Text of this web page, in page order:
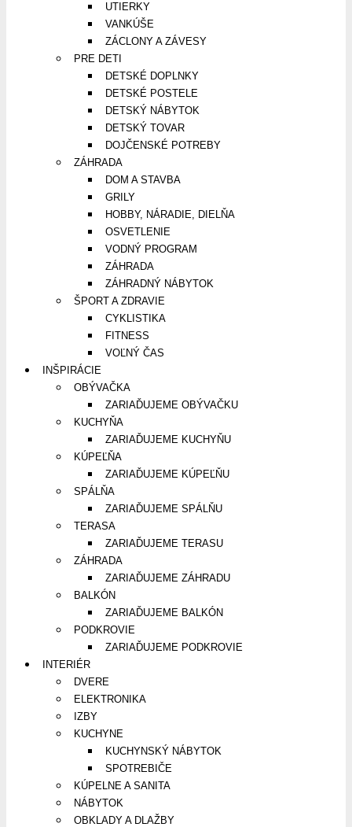
UTIERKY
VANKÚŠE
ZÁCLONY A ZÁVESY
PRE DETI
DETSKÉ DOPLNKY
DETSKÉ POSTELE
DETSKÝ NÁBYTOK
DETSKÝ TOVAR
DOJČENSKÉ POTREBY
ZÁHRADA
DOM A STAVBA
GRILY
HOBBY, NÁRADIE, DIELŇA
OSVETLENIE
VODNÝ PROGRAM
ZÁHRADA
ZÁHRADNÝ NÁBYTOK
ŠPORT A ZDRAVIE
CYKLISTIKA
FITNESS
VOĽNÝ ČAS
INŠPIRÁCIE
OBÝVAČKA
ZARIAĎUJEME OBÝVAČKU
KUCHYŇA
ZARIAĎUJEME KUCHYŇU
KÚPEĽŇA
ZARIAĎUJEME KÚPEĽŇU
SPÁLŇA
ZARIAĎUJEME SPÁLŇU
TERASA
ZARIAĎUJEME TERASU
ZÁHRADA
ZARIAĎUJEME ZÁHRADU
BALKÓN
ZARIAĎUJEME BALKÓN
PODKROVIE
ZARIAĎUJEME PODKROVIE
INTERIÉR
DVERE
ELEKTRONIKA
IZBY
KUCHYNE
KUCHYNSKÝ NÁBYTOK
SPOTREBIČE
KÚPELNE A SANITA
NÁBYTOK
OBKLADY A DLAŽBY